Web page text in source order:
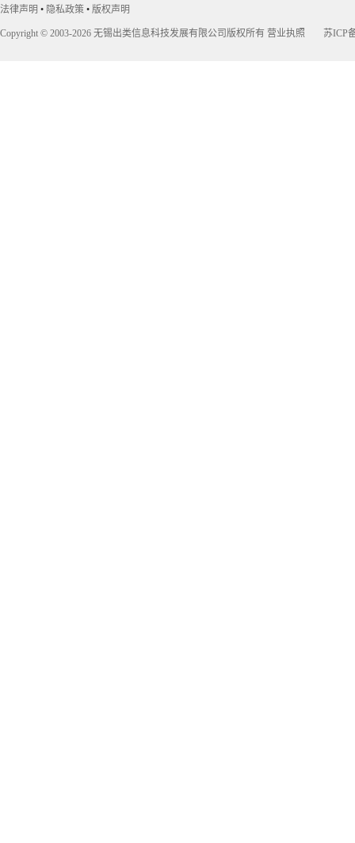
法律声明 • 隐私政策 • 版权声明
Copyright © 2003-2026 无锡出类信息科技发展有限公司版权所有 营业执照 苏ICP